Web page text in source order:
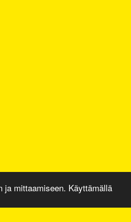
ja mittaamiseen. Käyttämällä